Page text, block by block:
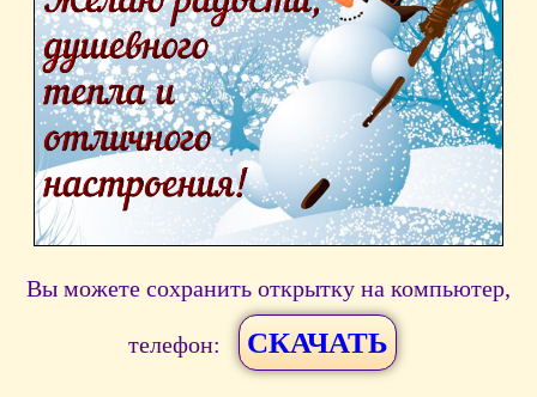
Вы можете сохранить открытку на компьютер,
телефон: СКАЧАТЬ